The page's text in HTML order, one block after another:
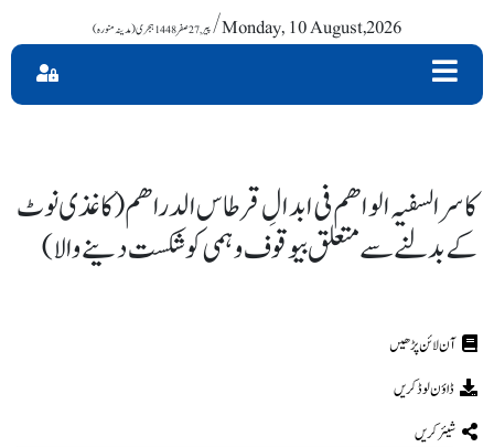
/ Monday, 10 August,2026
کاسرالسفیہ الواھم فی ابدالِ قرطاس الدراھم (کاغذی نوٹ
کے بدلنے سے متعلق بیوقوف وہمی کو شکست دینے والا)
ڈاؤن لوڈ کریں
شیئر کریں